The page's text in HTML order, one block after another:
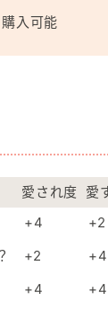
入可能
愛され度 愛
+4
+2
+2
+4
+4 +4